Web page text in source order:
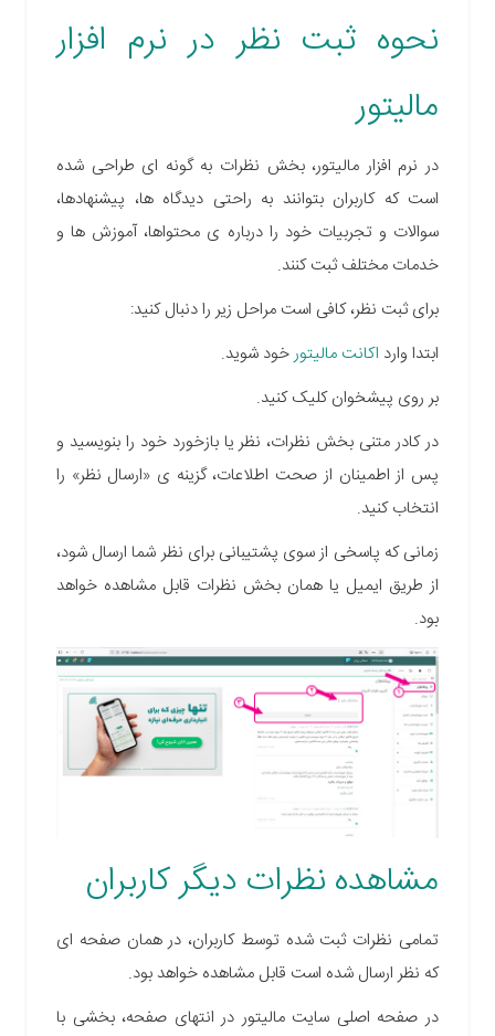
نحوه ثبت نظر در نرم افزار
مالیتور
در نرم افزار مالیتور، بخش نظرات به گونه ای طراحی شده
است که کاربران بتوانند به راحتی دیدگاه ها، پیشنهادها،
سوالات و تجربیات خود را درباره ی محتواها، آموزش ها و
خدمات مختلف ثبت کنند.
برای ثبت نظر، کافی است مراحل زیر را دنبال کنید:
ابتدا وارد اکانت مالیتورخود شوید.
بر روی پیشخوان کلیک کنید.
در کادر متنی بخش نظرات، نظر یا بازخورد خود را بنویسید و
پس از اطمینان از صحت اطلاعات، گزینه ی «ارسال نظر» را
انتخاب کنید.
زمانی که پاسخی از سوی پشتیبانی برای نظر شما ارسال شود،
از طریق ایمیل یا همان بخش نظرات قابل مشاهده خواهد
بود.
مشاهده نظرات دیگر کاربران
تمامی نظرات ثبت شده توسط کاربران، در همان صفحه ای
که نظر ارسال شده است قابل مشاهده خواهد بود.
در صفحه اصلی سایت مالیتور در انتهای صفحه، بخشی با